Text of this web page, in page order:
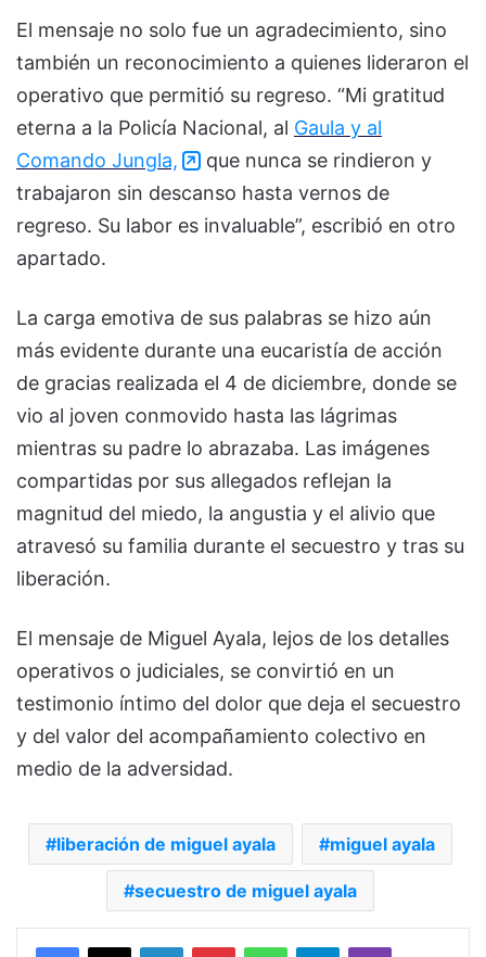
El mensaje no solo fue un agradecimiento, sino
también un reconocimiento a quienes lideraron el
operativo que permitió su regreso. “Mi gratitud
eterna a la Policía Nacional, al Gaula y al
Comando Jungla,
que nunca se rindieron y
trabajaron sin descanso hasta vernos de
regreso. Su labor es invaluable”, escribió en otro
apartado.
La carga emotiva de sus palabras se hizo aún
más evidente durante una eucaristía de acción
de gracias realizada el 4 de diciembre, donde se
vio al joven conmovido hasta las lágrimas
mientras su padre lo abrazaba. Las imágenes
compartidas por sus allegados reflejan la
magnitud del miedo, la angustia y el alivio que
atravesó su familia durante el secuestro y tras su
liberación.
El mensaje de Miguel Ayala, lejos de los detalles
operativos o judiciales, se convirtió en un
testimonio íntimo del dolor que deja el secuestro
y del valor del acompañamiento colectivo en
medio de la adversidad.
liberación de miguel ayala miguel ayala
secuestro de miguel ayala
Facebook
X LinkedInPinterestWhatsAppTelegramViber